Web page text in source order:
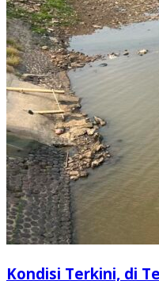
Kondisi Terkini, di